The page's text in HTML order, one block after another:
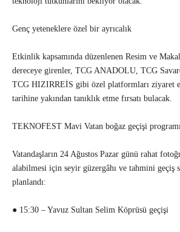
Genç yeteneklere özel bir ayrıcalık
Etkinlik kapsamında düzenlenen Resim ve
dereceye girenler, TCG ANADOLU, TCG
TCG HIZIRREİS gibi özel platformları ziyaret
tarihine yakından tanıklık etme fırsatı bulacak.
TEKNOFEST Mavi Vatan boğaz geçişi programı
Vatandaşların 24 Ağustos Pazar günü rahat
alabilmesi için seyir güzergâhı ve tahmini geçiş
planlandı:
● 15:30 – Yavuz Sultan Selim Köprüsü geçişi